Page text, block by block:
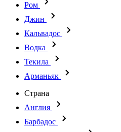
Ром
Джин
Кальвадос
Водка
Текила
Арманьяк
Страна
Англия
Барбадос